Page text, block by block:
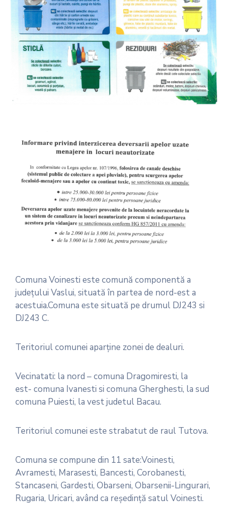
Comuna Voinesti este comună componentă a
judeţului Vaslui, situată în partea de nord-est a
acestuia.Comuna este situată pe drumul DJ243 si
DJ243 C.
Teritoriul comunei aparţine zonei de dealuri.
Vecinatati: la nord – comuna Dragomiresti, la
est- comuna Ivanesti si comuna Gherghesti, la sud
comuna Puiesti, la vest judetul Bacau.
Teritoriul comunei este strabatut de raul Tutova.
Comuna se compune din 11 sate:Voinesti,
Avramesti, Marasesti, Bancesti, Corobanesti,
Stancaseni, Gardesti, Obarseni, Obarsenii-Lingurari,
Rugaria, Uricari, având ca reşedinţă satul Voinesti.